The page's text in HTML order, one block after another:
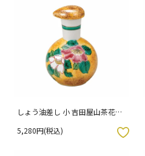
しょう油差し 小 吉田屋山茶花に
5,280円(税込) お気に入りボタン